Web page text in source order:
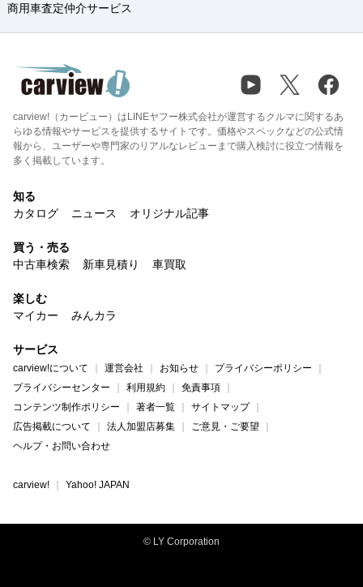
商用車査定仲介サービス
carview!（カービュー）はLINEヤフー株式会社が運営するクルマに関するあ
らゆる情報やサービスを提供するサイトです。価格やスペックなどの公式情
報から、ユーザーや専門家のリアルなレビューまで購入検討に役立つ情報を
多く掲載しています。
知る
カタログ
ニュース オリジナル記事
買う・売る
中古車検索
新車見積り 車買取
楽しむ
マイカー
みんカラ
サービス
carview!について 運営会社 お知らせ
プライバシーポリシー
プライバシーセンター
利用規約
免責事項
コンテンツ制作ポリシー
著者一覧
サイトマップ
広告掲載について
法人加盟店募集
ご意見・ご要望
ヘルプ・お問い合わせ
carview! Yahoo! JAPAN
© LY Corporation